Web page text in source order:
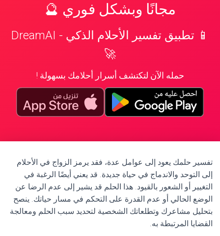
مجانًا وبشكل فوري 🔮
📱 تطبيق تفسير الأحلام الذكي - DreamAI
🚀
حمله الآن لتكتشف أسرار أحلامك بسهولة !
تفسير حلمك يعود إلى عوامل عدة، فقد يرمز الزواج في الأحلام
إلى التوحد والاندماج في حياة جديدة. قد يعني أيضًا الرغبة في
التغيير أو الشعور بالقيود. هذا الحلم قد يشير إلى عدم الرضا عن
الوضع الحالي أو عدم القدرة على التحكم في مسار حياتك. ينصح
بتحليل مشاعرك وتطلعاتك الشخصية لتحديد سبب الحلم ومعالجة
القضايا المرتبطة به.